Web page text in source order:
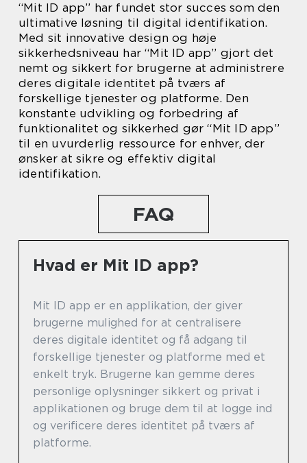
“Mit ID app” har fundet stor succes som den
ultimative løsning til digital identifikation.
Med sit innovative design og høje
sikkerhedsniveau har “Mit ID app” gjort det
nemt og sikkert for brugerne at administrere
deres digitale identitet på tværs af
forskellige tjenester og platforme. Den
konstante udvikling og forbedring af
funktionalitet og sikkerhed gør “Mit ID app”
til en uvurderlig ressource for enhver, der
ønsker at sikre og effektiv digital
identifikation.
FAQ
Hvad er Mit ID app?
Mit ID app er en applikation, der giver
brugerne mulighed for at centralisere
deres digitale identitet og få adgang til
forskellige tjenester og platforme med et
enkelt tryk. Brugerne kan gemme deres
personlige oplysninger sikkert og privat i
applikationen og bruge dem til at logge ind
og verificere deres identitet på tværs af
platforme.